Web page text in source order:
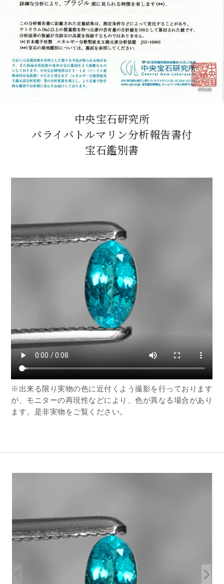
中央宝石研究所
パライバトルマリン分析報告書付
宝石鑑別書
※出来る限り実物の色に近付くよう撮影を行っております
が、モニターの再現性などにより、色が異なる場合があり
ます。是非実物をご覧ください。